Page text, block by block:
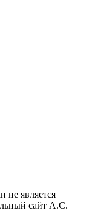
является
сайт A.C.